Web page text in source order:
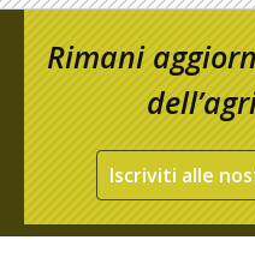
Rimani
Iscriviti alle